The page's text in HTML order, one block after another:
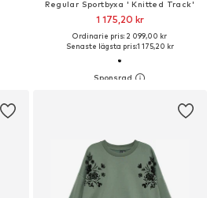
Regular Sportbyxa ' Knitted Track'
1 175,20 kr
Ordinarie pris: 2 099,00 kr
Senaste lägsta pris:1 175,20 kr